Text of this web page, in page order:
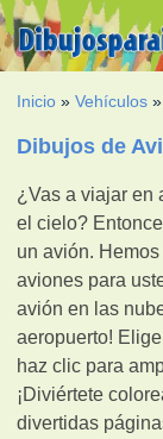
Inicio »Vehículos
Dibujos de
¿Vas a viajar en
el cielo?
un avión.
aviones para
avión en las
aeropuerto!
haz clic para
¡Diviértete
divertidas